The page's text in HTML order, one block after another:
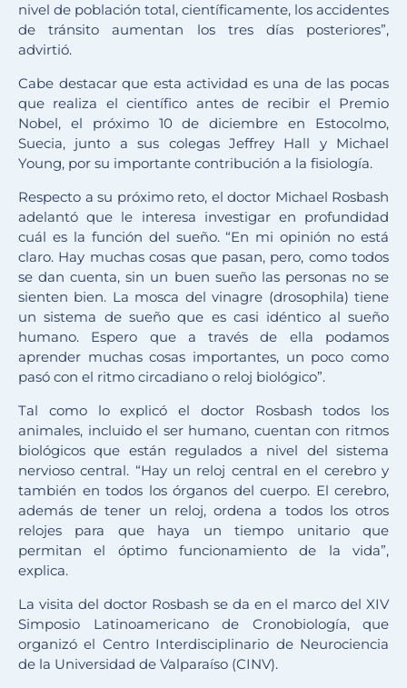
nivel de población total, científicamente, los accidentes
de tránsito aumentan los tres días posteriores”,
advirtió.
Cabe destacar que esta actividad es una de las pocas
que realiza el científico antes de recibir el Premio
Nobel, el próximo 10 de diciembre en Estocolmo,
Suecia, junto a sus colegas Jeffrey Hall y Michael
Young, por su importante contribución a la fisiología.
Respecto a su próximo reto, el doctor Michael Rosbash
adelantó que le interesa investigar en profundidad
cuál es la función del sueño. “En mi opinión no está
claro. Hay muchas cosas que pasan, pero, como todos
se dan cuenta, sin un buen sueño las personas no se
sienten bien. La mosca del vinagre (drosophila) tiene
un sistema de sueño que es casi idéntico al sueño
humano. Espero que a través de ella podamos
aprender muchas cosas importantes, un poco como
pasó con el ritmo circadiano o reloj biológico”.
Tal como lo explicó el doctor Rosbash todos los
animales, incluido el ser humano, cuentan con ritmos
biológicos que están regulados a nivel del sistema
nervioso central. “Hay un reloj central en el cerebro y
también en todos los órganos del cuerpo. El cerebro,
además de tener un reloj, ordena a todos los otros
relojes para que haya un tiempo unitario que
permitan el óptimo funcionamiento de la vida”,
explica.
La visita del doctor Rosbash se da en el marco del XIV
Simposio Latinoamericano de Cronobiología, que
organizó el Centro Interdisciplinario de Neurociencia
de la Universidad de Valparaíso (CINV).